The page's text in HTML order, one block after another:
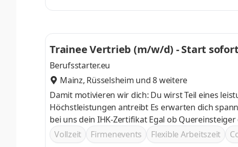
Trainee Vertrieb (m/w/d) - Start
Berufsstarter.eu
Mainz, Rüsselsheim und 8 weitere
Damit motivieren wir dich: Du wirst Teil eines
Höchstleistungen antreibt Es erwarten dich spannende Entwicklungsmöglichkeiten nach deinem Berufsstart! Mache
bei uns dein IHK-Zertifikat Egal ob Quereinsteiger oder Berufsstarter, wir arbeiten dich optimal durch einen
persönlichen Trainer ein Lasse
Vollzeit Firmenevents Flexible Arbeitszeit